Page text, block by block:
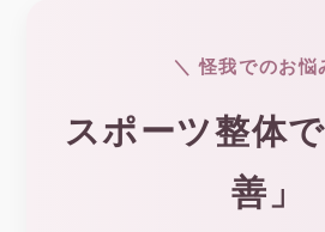
＼ 怪我でのお悩
スポーツ整体
善」